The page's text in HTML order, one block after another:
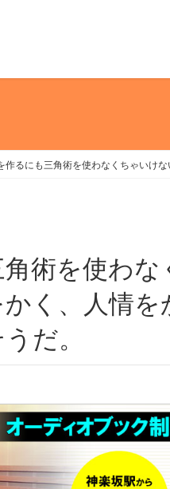
作るにも三角術を使わなくちゃいけ
く、人情
だ。